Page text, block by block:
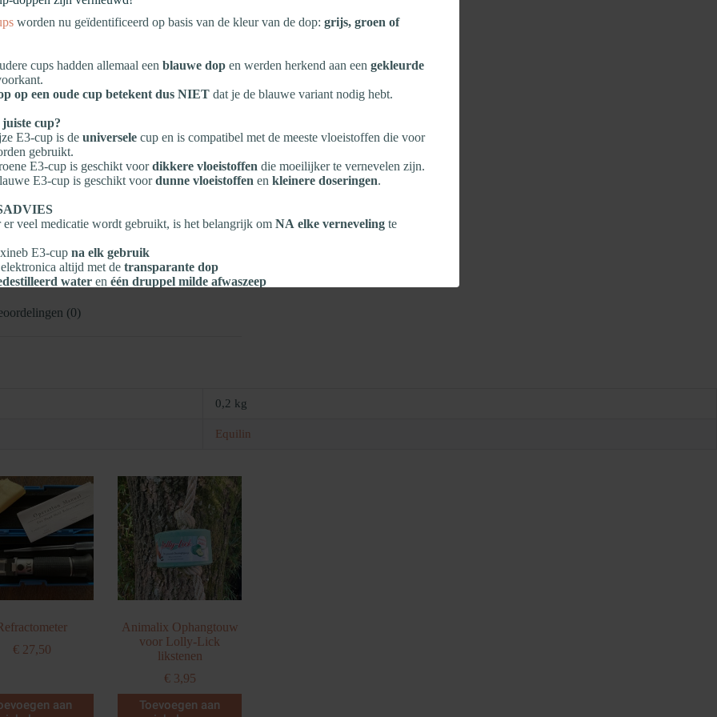
worden nu geïdentificeerd op basis van de kleur van de dop: grijs, groen of
cups hadden allemaal een blauwe dop en werden herkend aan een gekleurde
op een oude cup betekent dus NIET dat je de blauwe variant nodig hebt.
cup?
E3‑cup is de universele cup en is compatibel met de meeste vloeistoffen die voor
gebruikt.
E3‑cup is geschikt voordikkere vloeistoffen die moeilijker te vernevelen zijn.
E3‑cup is geschikt voordunne vloeistoffen en kleinere doseringen.
er veel medicatie wordt gebruikt, is het belangrijk om NA elke verneveling te
E3‑cup na elk gebruik
altijd met de transparante dop
water en één druppel milde afwaszeep
voorwerpengebruiken
hooiweger kan het ruwvoer wegen tot
winkelwagen
(0)
0,2 kg
Equilin
€27,50
aan
Animalix Ophangtouw
voor Lolly-Lick
likstenen
€3,95
Toevoegen aan